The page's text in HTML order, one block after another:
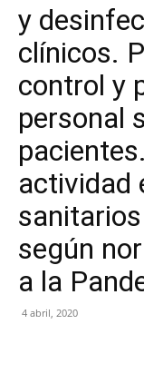
y
clínicos.
control y
personal
actividad
según
a la
4 abril, 2020